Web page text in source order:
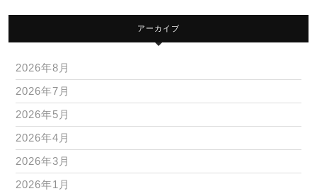
アーカイブ
2026年8月
2026年7月
2026年5月
2026年4月
2026年3月
2026年1月